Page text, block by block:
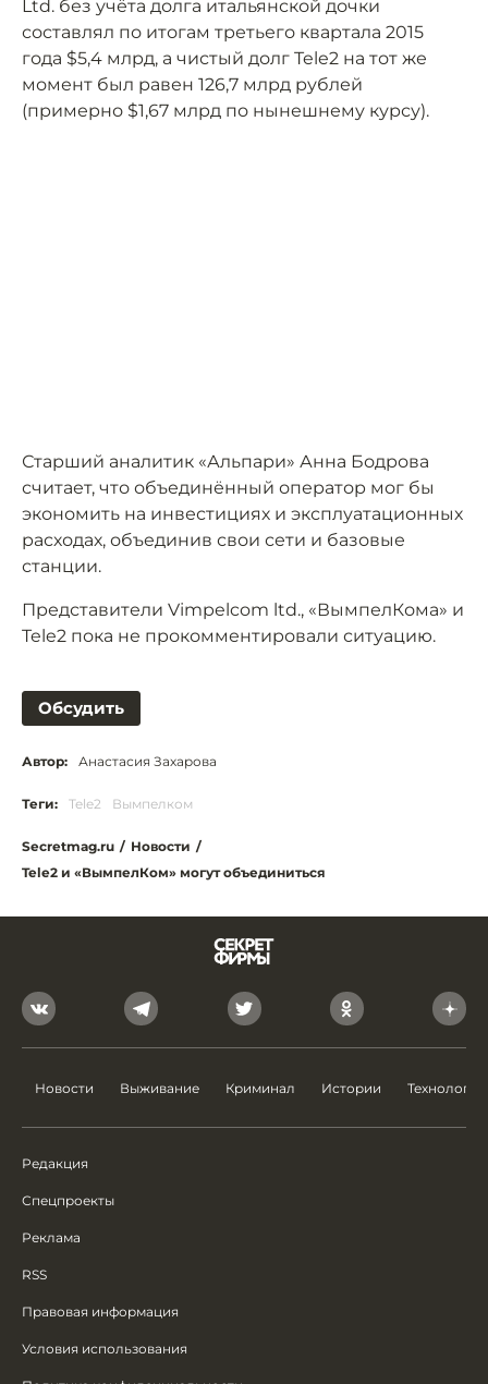
Ltd. без учёта долга итальянской дочки
составлял по итогам третьего квартала 2015
года $5,4 млрд, а чистый долг Tele2 на тот же
момент был равен 126,7 млрд рублей
(примерно $1,67 млрд по нынешнему курсу).
Старший аналитик «Альпари» Анна Бодрова
считает, что объединённый оператор мог бы
экономить на инвестициях и эксплуатационных
расходах, объединив свои сети и базовые
станции.
Представители Vimpelcom ltd., «ВымпелКома» и
Tele2 пока не прокомментировали ситуацию.
Обсудить
Автор: Анастасия Захарова
Теги: Tele2 Вымпелком
Secretmag.ru / Новости /
Tele2 и «ВымпелКом» могут объединиться
Новости Выживание Криминал Истории Технологии
Редакция
Спецпроекты
Реклама
RSS
Правовая информация
Условия использования